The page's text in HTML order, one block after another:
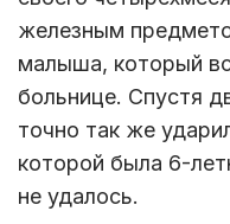
железным
малыша, который
больнице. Спустя
точно так же
которой была 6-
не удалось.